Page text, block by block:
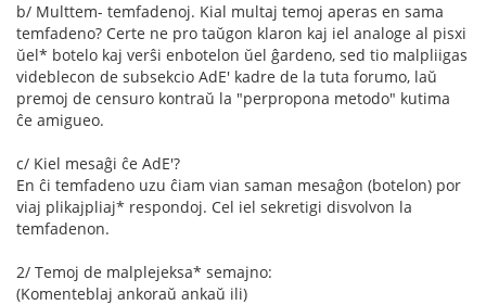
b/ Multtem- temfadenoj. Kial multaj temoj aperas en sama
temfadeno? Certe ne pro taŭgon klaron kaj iel analoge al pisxi
ŭel* botelo kaj verŝi enbotelon ŭel ĝardeno, sed tio malpliigas
videblecon de subsekcio AdE' kadre de la tuta forumo, laŭ
premoj de censuro kontraŭ la "perpropona metodo" kutima
ĉe amigueo.
c/ Kiel mesaĝi ĉe AdE'?
En ĉi temfadeno uzu ĉiam vian saman mesaĝon (botelon) por
viaj plikajpliaj* respondoj. Cel iel sekretigi disvolvon la
temfadenon.
2/ Temoj de malplejeksa* semajno:
(Komenteblaj ankoraŭ ankaŭ ili)